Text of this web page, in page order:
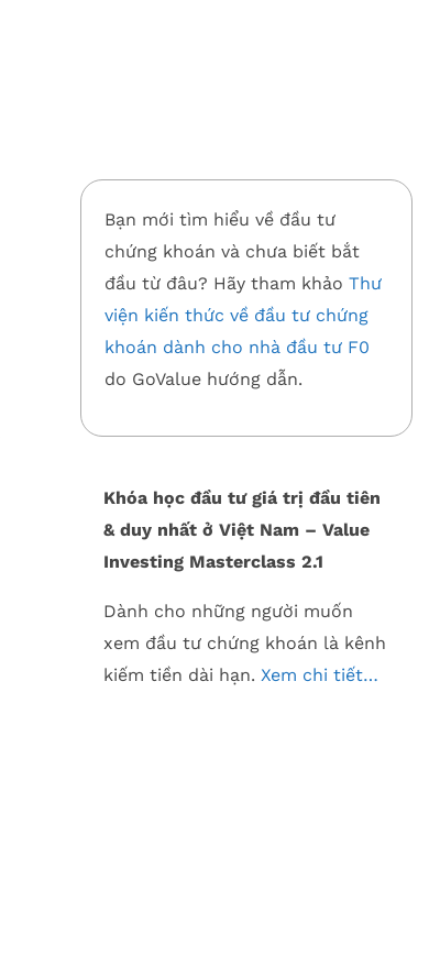
Bạn mới tìm hiểu về đầu tư
chứng khoán và chưa biết bắt
đầu từ đâu? Hãy tham khảoThư
viện kiến thức về đầu tư chứng
khoán dành cho nhà đầu tư F0
do GoValue hướng dẫn.
Khóa học đầu tư giá trị đầu tiên
& duy nhất ở Việt Nam – Value
Investing Masterclass 2.1
Dành cho những người muốn
xem đầu tư chứng khoán là kênh
kiếm tiền dài hạn.Xem chi tiết…